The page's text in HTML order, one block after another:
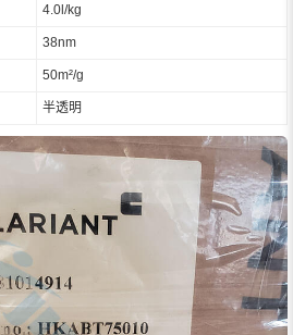
4.0l/kg
38nm
50m²/g
半透明